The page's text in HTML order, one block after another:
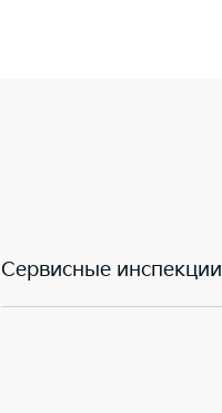
Сервисные инспекции